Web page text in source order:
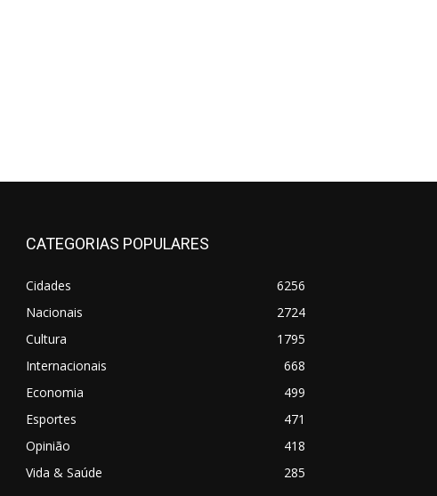
CATEGORIAS POPULARES
Cidades
6256
Nacionais
2724
Cultura
1795
Internacionais
668
Economia
499
Esportes
471
Opinião
418
Vida & Saúde
285